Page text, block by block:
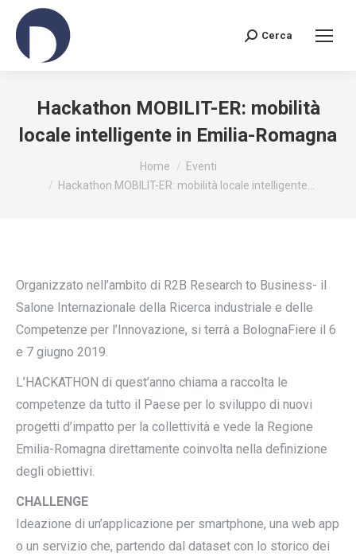
Search:
Cerca
Hackathon MOBILIT-ER: mobilità
locale intelligente in Emilia-Romagna
Home
Eventi
Hackathon MOBILIT-ER: mobilità locale intelligente…
Organizzato nell’ambito di R2B Research to Business- il
Salone Internazionale della Ricerca industriale e delle
Competenze per l’Innovazione, si terrà a BolognaFiere il 6
e 7 giugno 2019.
L’HACKATHON di quest’anno chiama a raccolta le
competenze da tutto il Paese per lo sviluppo di nuovi
progetti d’impatto per la collettività e vede la Regione
Emilia-Romagna direttamente coinvolta nella definizione
degli obiettivi.
CHALLENGE
Ideazione di un’applicazione per smartphone, una web app
o un servizio che, partendo dal dataset con lo storico dei